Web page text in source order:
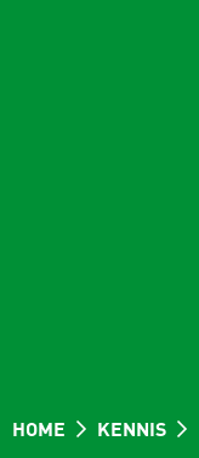
HOME KENNIS